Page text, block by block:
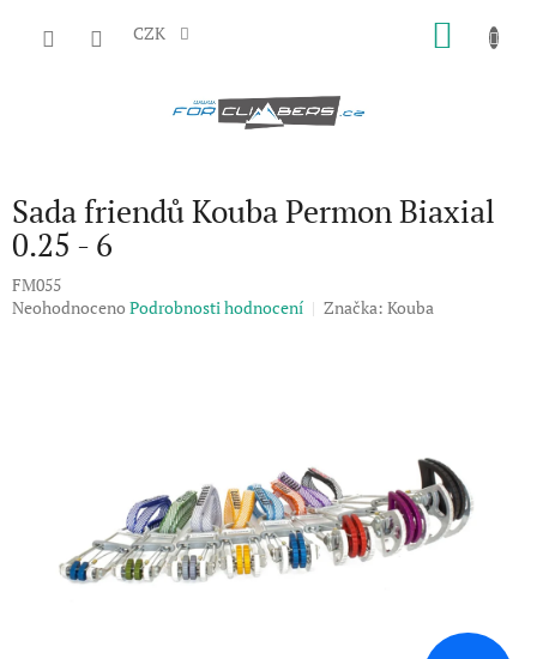
CZK
Sada friendů Kouba Permon Biaxial
0.25 - 6
FM055
Průměrné
Neohodnoceno Podrobnosti hodnocení Značka: Kouba